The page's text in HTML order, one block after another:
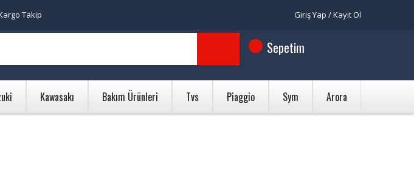
Takip Giriş Yap / Kayıt Ol
Sepetim
Kawasakı Bakım Ürünleri Tvs Piaggio Sym Arora